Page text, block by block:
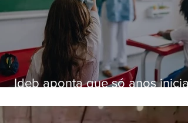
Ideb aponta que só anos
educação